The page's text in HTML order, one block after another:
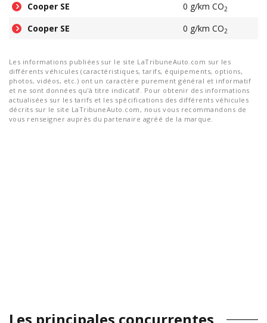
Cooper SE 0 g/km CO2
Cooper SE 0 g/km CO2
Les informations publiées sur le site LaTribuneAuto.com sur les
différents véhicules (caractéristiques, tarifs, équipements, options,
photos, vidéos, etc.) ont un caractère purement général et informatif
et ne sont données qu'à titre indicatif. Pour obtenir des informations
actualisées sur les tarifs et les spécifications des différents véhicules
décrits sur le site LaTribuneAuto.com, nous vous recommandons de
vous renseigner auprès du partenaire agréé de la marque.